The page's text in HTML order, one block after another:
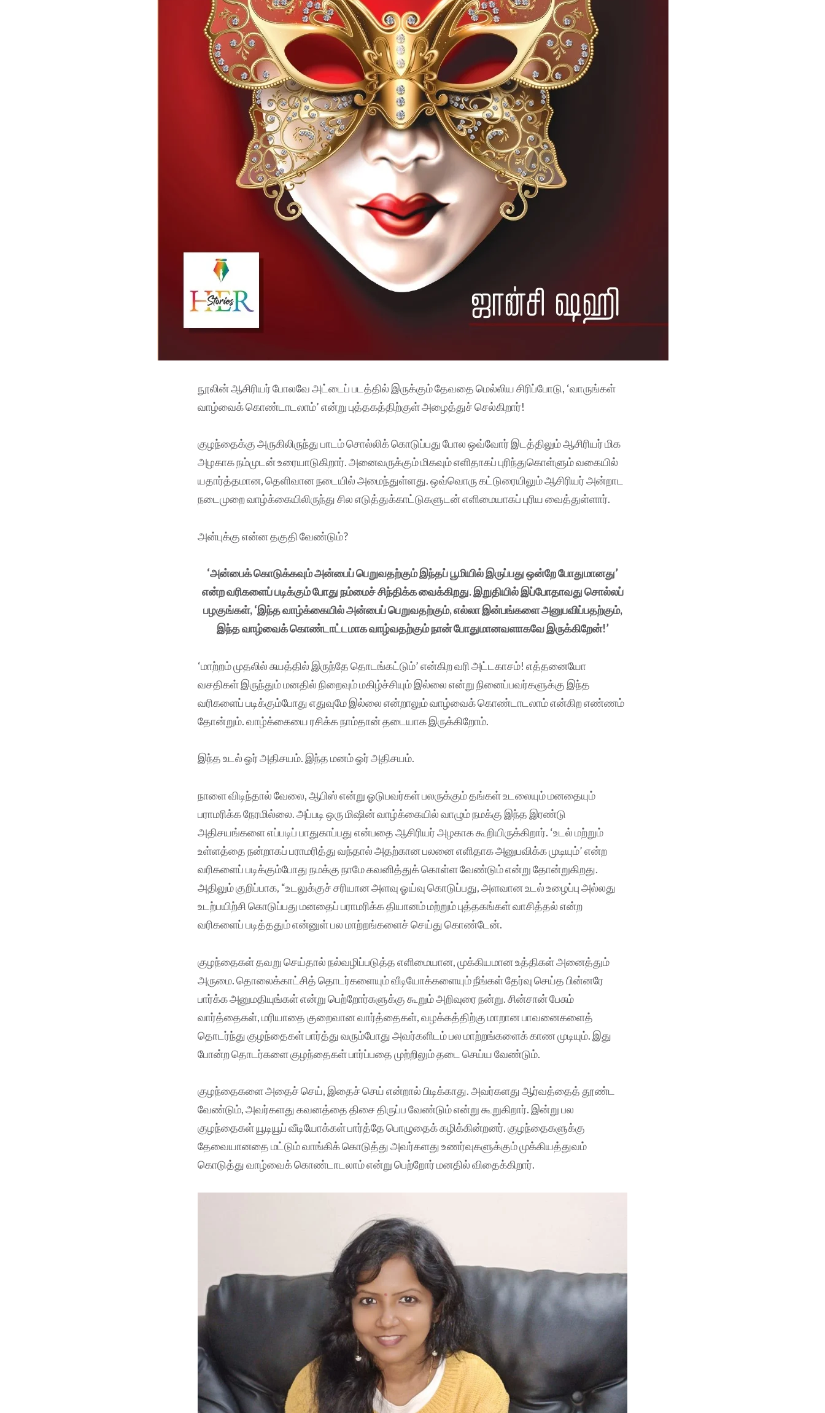
நூலின் ஆசிரியர் போலவே அட்டைப் படத்தில் இருக்கும் தேவதை மெல்லிய சிரிப்போடு, ‘வாருங்கள்
வாழ்வைக் கொண்டாடலாம்’ என்று புத்தகத்திற்குள் அழைத்துச் செல்கிறார்!
குழந்தைக்கு அருகிலிருந்து பாடம் சொல்லிக் கொடுப்பது போல ஒவ்வோர் இடத்திலும் ஆசிரியர் மிக
அழகாக நம்முடன் உரையாடுகிறார். அனைவருக்கும் மிகவும் எளிதாகப் புரிந்துகொள்ளும் வகையில்
யதார்த்தமான, தெளிவான நடையில் அமைந்துள்ளது. ஒவ்வொரு கட்டுரையிலும் ஆசிரியர் அன்றாட
நடைமுறை வாழ்க்கையிலிருந்து சில எடுத்துக்காட்டுகளுடன் எளிமையாகப் புரிய வைத்துள்ளார்.
அன்புக்கு என்ன தகுதி வேண்டும்?
‘அன்பைக் கொடுக்கவும் அன்பைப் பெறுவதற்கும் இந்தப் பூமியில் இருப்பது ஒன்றே போதுமானது’
என்ற வரிகளைப் படிக்கும் போது நம்மைச் சிந்திக்க வைக்கிறது. இறுதியில் இப்போதாவது சொல்லப்
பழகுங்கள், ‘இந்த வாழ்க்கையில் அன்பைப் பெறுவதற்கும், எல்லா இன்பங்களை அனுபவிப்பதற்கும்,
இந்த வாழ்வைக் கொண்டாட்டமாக வாழ்வதற்கும் நான் போதுமானவளாகவே இருக்கிறேன்!’
‘மாற்றம் முதலில் சுயத்தில் இருந்தே தொடங்கட்டும்’ என்கிற வரி அட்டகாசம்! எத்தனையோ
வசதிகள் இருந்தும் மனதில் நிறைவும் மகிழ்ச்சியும் இல்லை என்று நினைப்பவர்களுக்கு இந்த
வரிகளைப் படிக்கும்போது எதுவுமே இல்லை என்றாலும் வாழ்வைக் கொண்டாடலாம் என்கிற எண்ணம்
தோன்றும். வாழ்க்கையை ரசிக்க நாம்தான் தடையாக இருக்கிறோம்.
இந்த உடல் ஓர் அதிசயம். இந்த மனம் ஓர் அதிசயம்.
நாளை விடிந்தால் வேலை, ஆபிஸ் என்று ஓடுபவர்கள் பலருக்கும் தங்கள் உடலையும் மனதையும்
பராமரிக்க நேரமில்லை. அப்படி ஒரு மிஷின் வாழ்க்கையில் வாழும் நமக்கு இந்த இரண்டு
அதிசயங்களை எப்படிப் பாதுகாப்பது என்பதை ஆசிரியர் அழகாக கூறியிருக்கிறார். ‘உடல் மற்றும்
உள்ளத்தை நன்றாகப் பராமரித்து வந்தால் அதற்கான பலனை எளிதாக அனுபவிக்க முடியும்’ என்ற
வரிகளைப் படிக்கும்போது நமக்கு நாமே கவனித்துக் கொள்ள வேண்டும் என்று தோன்றுகிறது.
அதிலும் குறிப்பாக, “உடலுக்குச் சரியான அளவு ஓய்வு கொடுப்பது‌, அளவான உடல் உழைப்பு அல்லது
உடற்பயிற்சி கொடுப்பது மனதைப் பராமரிக்க தியானம் மற்றும் புத்தகங்கள் வாசித்தல் என்ற
வரிகளைப் படித்ததும் என்னுள் பல மாற்றங்களைச் செய்து கொண்டேன்.
குழந்தைகள் தவறு செய்தால் நல்வழிப்படுத்த எளிமையான, முக்கியமான உத்திகள் அனைத்தும்
அருமை. தொலைக்காட்சித் தொடர்களையும் வீடியோக்களையும் நீங்கள் தேர்வு செய்த பின்னரே
பார்க்க அனுமதியுங்கள் என்று பெற்றோர்களுக்கு கூறும் அறிவுரை நன்று. சின்சான் பேசும்
வார்த்தைகள், மரியாதை குறைவான வார்த்தைகள், வழக்கத்திற்கு மாறான பாவனைகளைத்
தொடர்ந்து குழந்தைகள் பார்த்து வரும்போது அவர்களிடம் பல மாற்றங்களைக் காண முடியும். இது
போன்ற தொடர்களை குழந்தைகள் பார்ப்பதை முற்றிலும் தடை செய்ய வேண்டும்.
குழந்தைகளை அதைச் செய், இதைச் செய் என்றால் பிடிக்காது. அவர்களது ஆர்வத்தைத் தூண்ட
வேண்டும், அவர்களது கவனத்தை திசை திருப்ப வேண்டும் என்று கூறுகிறார். இன்று பல
குழந்தைகள் யூடியூப் வீடியோக்கள் பார்த்தே பொழுதைக் கழிக்கின்றனர். குழந்தைகளுக்கு
தேவையானதை மட்டும் வாங்கிக் கொடுத்து அவர்களது உணர்வுகளுக்கும் முக்கியத்துவம்
கொடுத்து வாழ்வைக் கொண்டாடலாம் என்று பெற்றோர் மனதில் விதைக்கிறார்.